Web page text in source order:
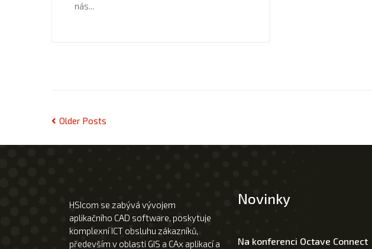
nás...
Older Posts
HSIcom se zabývá vývojem
aplikačního CAD software, poskytuje
komplexní ICT obsluhu zákazníků,
především v oblasti GIS a CAx aplikací a
Novinky
Na konferenci Octave Connect